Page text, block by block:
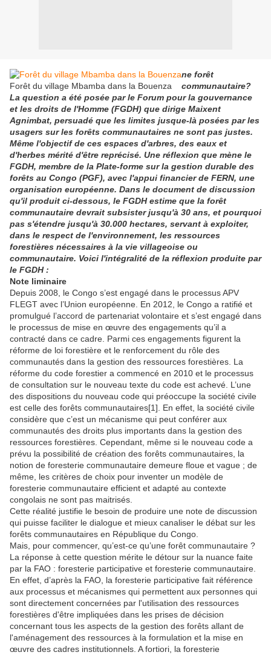
Forêt du village Mbamba dans la Bouenza
ne forêt
communautaire?
La question a été posée par le Forum pour la gouvernance
et les droits de l'Homme (FGDH) que dirige Maixent
Agnimbat, persuadé que les limites jusque-là posées par les
usagers sur les forêts communautaires ne sont pas justes.
Même l'objectif de ces espaces d'arbres, des eaux et
d'herbes mérité d'être reprécisé. Une réflexion que mène le
FGDH, membre de la Plate-forme sur la gestion durable des
forêts au Congo (PGF), avec l'appui financier de FERN, une
organisation européenne. Dans le document de discussion
qu'il produit ci-dessous, le FGDH estime que la forêt
communautaire devrait subsister jusqu'à 30 ans, et pourquoi
pas s'étendre jusqu'à 30.000 hectares, servant à exploiter,
dans le respect de l'environnement, les ressources
forestières nécessaires à la vie villageoise ou
communautaire. Voici l'intégralité de la réflexion produite par
le FGDH :
Note liminaire
Depuis 2008, le Congo s’est engagé dans le processus APV
FLEGT avec l’Union européenne. En 2012, le Congo a ratifié et
promulgué l’accord de partenariat volontaire et s’est engagé dans
le processus de mise en œuvre des engagements qu’il a
contracté dans ce cadre. Parmi ces engagements figurent la
réforme de loi forestière et le renforcement du rôle des
communautés dans la gestion des ressources forestières. La
réforme du code forestier a commencé en 2010 et le processus
de consultation sur le nouveau texte du code est achevé. L’une
des dispositions du nouveau code qui préoccupe la société civile
est celle des forêts communautaires[1]. En effet, la société civile
considère que c’est un mécanisme qui peut conférer aux
communautés des droits plus importants dans la gestion des
ressources forestières. Cependant, même si le nouveau code a
prévu la possibilité de création des forêts communautaires, la
notion de foresterie communautaire demeure floue et vague ; de
même, les critères de choix pour inventer un modèle de
foresterie communautaire efficient et adapté au contexte
congolais ne sont pas maitrisés.
Cette réalité justifie le besoin de produire une note de discussion
qui puisse faciliter le dialogue et mieux canaliser le débat sur les
forêts communautaires en République du Congo.
Mais, pour commencer, qu’est-ce qu’une forêt communautaire ?
La réponse à cette question mérite le détour sur la nuance faite
par la FAO : foresterie participative et foresterie communautaire.
En effet, d’après la FAO, la foresterie participative fait référence
aux processus et mécanismes qui permettent aux personnes qui
sont directement concernées par l'utilisation des ressources
forestières d'être impliquées dans les prises de décision
concernant tous les aspects de la gestion des forêts allant de
l'aménagement des ressources à la formulation et la mise en
œuvre des cadres institutionnels. A fortiori, la foresterie